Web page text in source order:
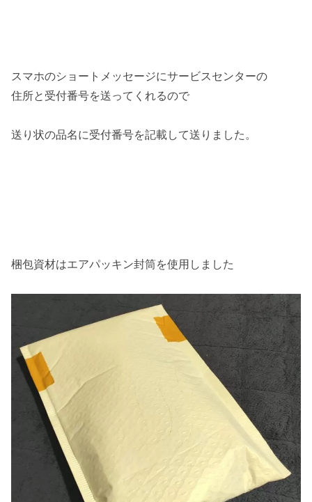
スマホのショートメッセージにサービスセンターの
住所と受付番号を送ってくれるので
送り状の品名に受付番号を記載して送りました。
梱包資材はエアパッキン封筒を使用しました